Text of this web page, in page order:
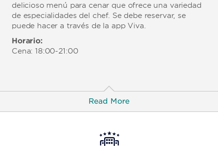
delicioso menú para cenar que ofrece una variedad
de especialidades del chef. Se debe reservar, se
puede hacer a través de la app Viva.
Horario:
Cena: 18:00-21:00
Read More
Hacienda Don Diego